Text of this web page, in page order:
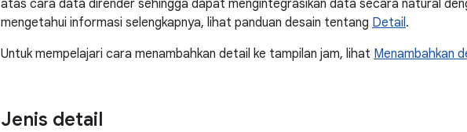
atas cara data dirender sehingga dapat mengintegrasikan data secara natural
mengetahui informasi selengkapnya, lihat panduan desain tentang Detail .
Untuk mempelajari cara menambahkan detail ke tampilan jam, lihat Menambahkan
Jenis detail